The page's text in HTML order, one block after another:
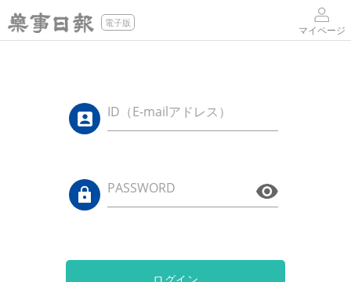
電子版
マイページ
ID（E-mailアドレス）
PASSWORD